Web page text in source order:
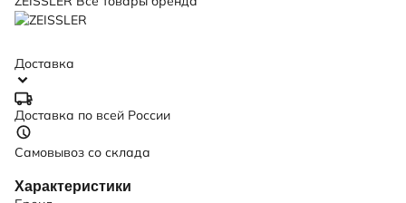
Доставка
Доставка по всей России
Самовывоз со склада
Характеристики